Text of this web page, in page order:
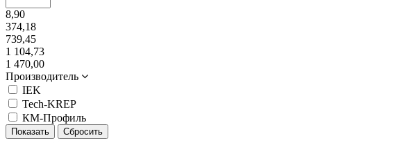
8,90
374,18
739,45
1 104,73
1 470,00
Производитель
IEK
Tech-KREP
КМ-Профиль